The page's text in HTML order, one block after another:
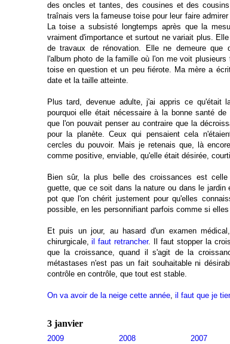
des oncles et tantes, des cousines et des
traînais vers la fameuse toise pour leur faire
La toise a subsisté longtemps après que la
vraiment d'importance et surtout ne variait plus.
de travaux de rénovation. Elle ne demeure que
l'album photo de la famille où l'on me voit
toise en question et un peu fiérote. Ma mère a
date et la taille atteinte.
Plus tard, devenue adulte, j'ai appris ce qu'était
pourquoi elle était nécessaire à la bonne santé de
que l'on pouvait penser au contraire que la
pour la planète. Ceux qui pensaient cela
cercles du pouvoir. Mais je retenais que, là
comme positive, enviable, qu'elle était désirée,
Bien sûr, la plus belle des croissances est
guette, que ce soit dans la nature ou dans le
pot que l'on chérit justement pour qu'elles
possible, en les personnifiant parfois comme si
Et puis un jour, au hasard d'un examen
chirurgicale,il fautretrancher. Il faut stopper la
que la croissance, quand il s'agit de la
métastases n'est pas un fait souhaitable ni
contrôle en contrôle, que tout est stable.
On va avoir de la neige cette année, il faut que je
3 janvier
2009 2008 2007